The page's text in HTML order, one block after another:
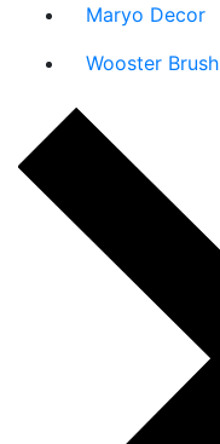
Maryo Decor
Wooster Brush